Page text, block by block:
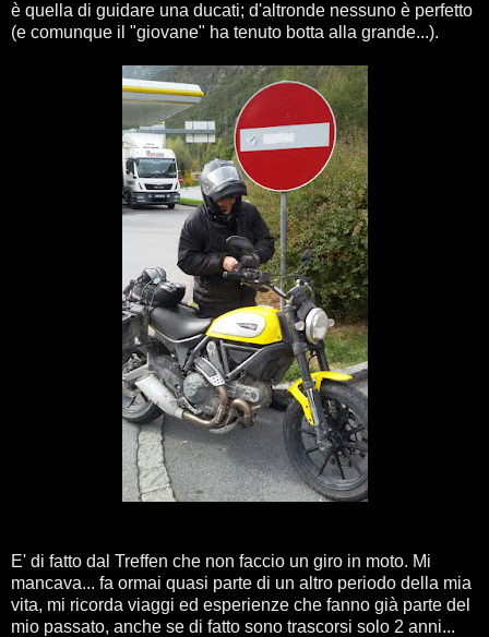
è quella di guidare una ducati; d'altronde nessuno è perfetto
(e comunque il "giovane" ha tenuto botta alla grande...).
E' di fatto dal Treffen che non faccio un giro in moto. Mi
mancava... fa ormai quasi parte di un altro periodo della mia
vita, mi ricorda viaggi ed esperienze che fanno già parte del
mio passato, anche se di fatto sono trascorsi solo 2 anni...